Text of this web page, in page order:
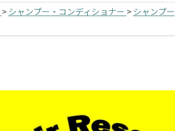
> シャンプー・コンディショナー > シャンプー